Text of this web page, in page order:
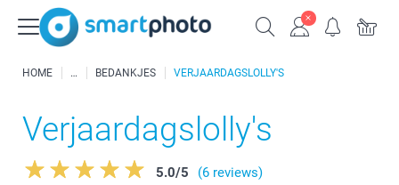
HOME BEDANKJES VERJAARDAGSLOLLY'S
Verjaardagslolly's
5.0/5
(6 reviews)